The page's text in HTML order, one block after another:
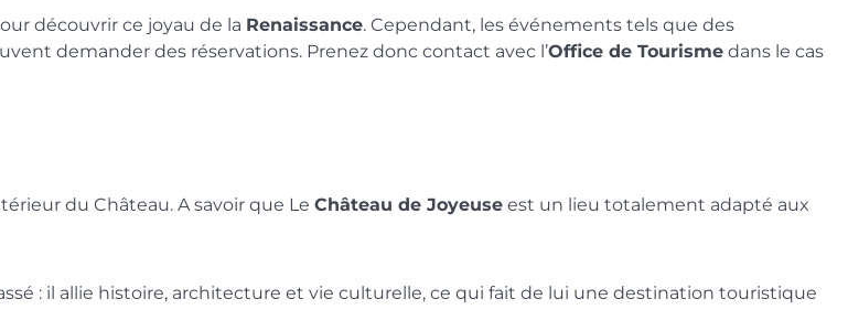
découvrir ce joyau de la Renaissance. Cependant, les événements tels que des
demander des réservations. Prenez donc contact avec l’Office de Tourisme dans le cas
du Château. A savoir que Le Château de Joyeuse est un lieu totalement adapté aux
: il allie histoire, architecture et vie culturelle, ce qui fait de lui une destination touristique